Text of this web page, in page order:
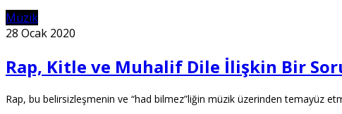
Müzik
28 Ocak 2020
Rap, Kitle ve Muhalif Dile İlişkin Bir
Rap, bu belirsizleşmenin ve “had bilmez”liğin müzik üzerinden temayüz